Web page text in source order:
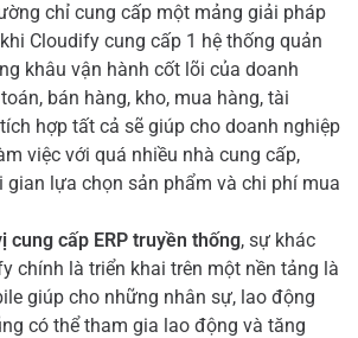
chỉ cung cấp một mảng giải pháp
Cloudify cung cấp 1 hệ thống quản
khâu vận hành cốt lõi của doanh
bán hàng, kho, mua hàng, tài
hợp tất cả sẽ giúp cho doanh nghiệp
việc với quá nhiều nhà cung cấp,
gian lựa chọn sản phẩm và chi phí mua
cung cấp ERP truyền thống, sự khác
chính là triển khai trên một nền tảng là
giúp cho những nhân sự, lao động
có thể tham gia lao động và tăng